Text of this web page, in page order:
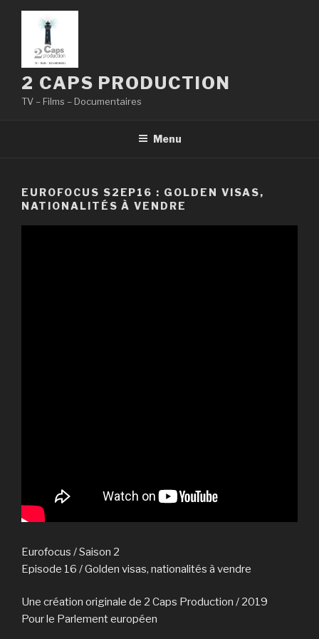
Aller
principal
2 CAPS PRODUCTION
TV – Films – Documentaires
Menu
EUROFOCUS S2EP16 : GOLDEN VISAS,
NATIONALITÉS À VENDRE
Eurofocus / Saison 2
Episode 16 / Golden visas, nationalités à vendre
Une création originale de 2 Caps Production / 2019
Pour le Parlement européen